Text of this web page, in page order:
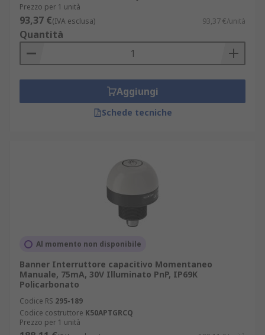
Prezzo per 1 unità
93,37 €(IVA esclusa) 93,37 €/unità
Quantità
Aggiungi
Schede tecniche
Al momento non disponibile
Banner Interruttore capacitivo Momentaneo
Manuale, 75mA, 30V Illuminato PnP, IP69K
Policarbonato
Codice RS 295-189
Codice costruttore K50APTGRCQ
Prezzo per 1 unità